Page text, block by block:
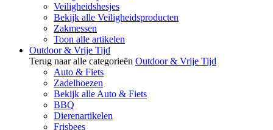
Veiligheidshesjes
Bekijk alle Veiligheidsproducten
Zakmessen
Toon alle artikelen
Outdoor & Vrije Tijd
Terug naar alle categorieën Outdoor & Vrije Tijd
Auto & Fiets
Zadelhoezen
Bekijk alle Auto & Fiets
BBQ
Dierenartikelen
Frisbees